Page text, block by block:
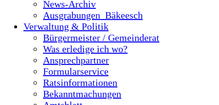
News-Archiv
Ausgrabungen_Bäkeesch
Verwaltung & Politik
Bürgermeister / Gemeinderat
Was erledige ich wo?
Ansprechpartner
Formularservice
Ratsinformationen
Bekanntmachungen